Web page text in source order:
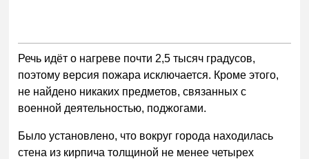
Речь идёт о нагреве почти 2,5 тысяч градусов,
поэтому версия пожара исключается. Кроме этого,
не найдено никаких предметов, связанных с
военной деятельностью, поджогами.
Было установлено, что вокруг города находилась
стена из кирпича толщиной не менее четырех